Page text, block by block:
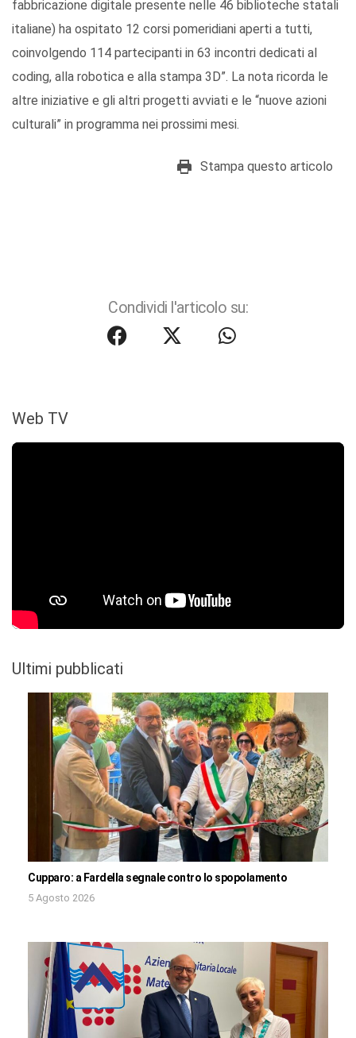
fabbricazione digitale presente nelle 46 biblioteche statali
italiane) ha ospitato 12 corsi pomeridiani aperti a tutti,
coinvolgendo 114 partecipanti in 63 incontri dedicati al
coding, alla robotica e alla stampa 3D”. La nota ricorda le
altre iniziative e gli altri progetti avviati e le “nuove azioni
culturali” in programma nei prossimi mesi.
Stampa questo articolo
Condividi l'articolo su:
Web TV
Ultimi pubblicati
Cupparo: a Fardella segnale contro lo spopolamento
5 Agosto 2026